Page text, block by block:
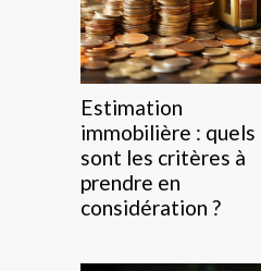
Estimation
immobilière : quels
sont les critères à
prendre en
considération ?